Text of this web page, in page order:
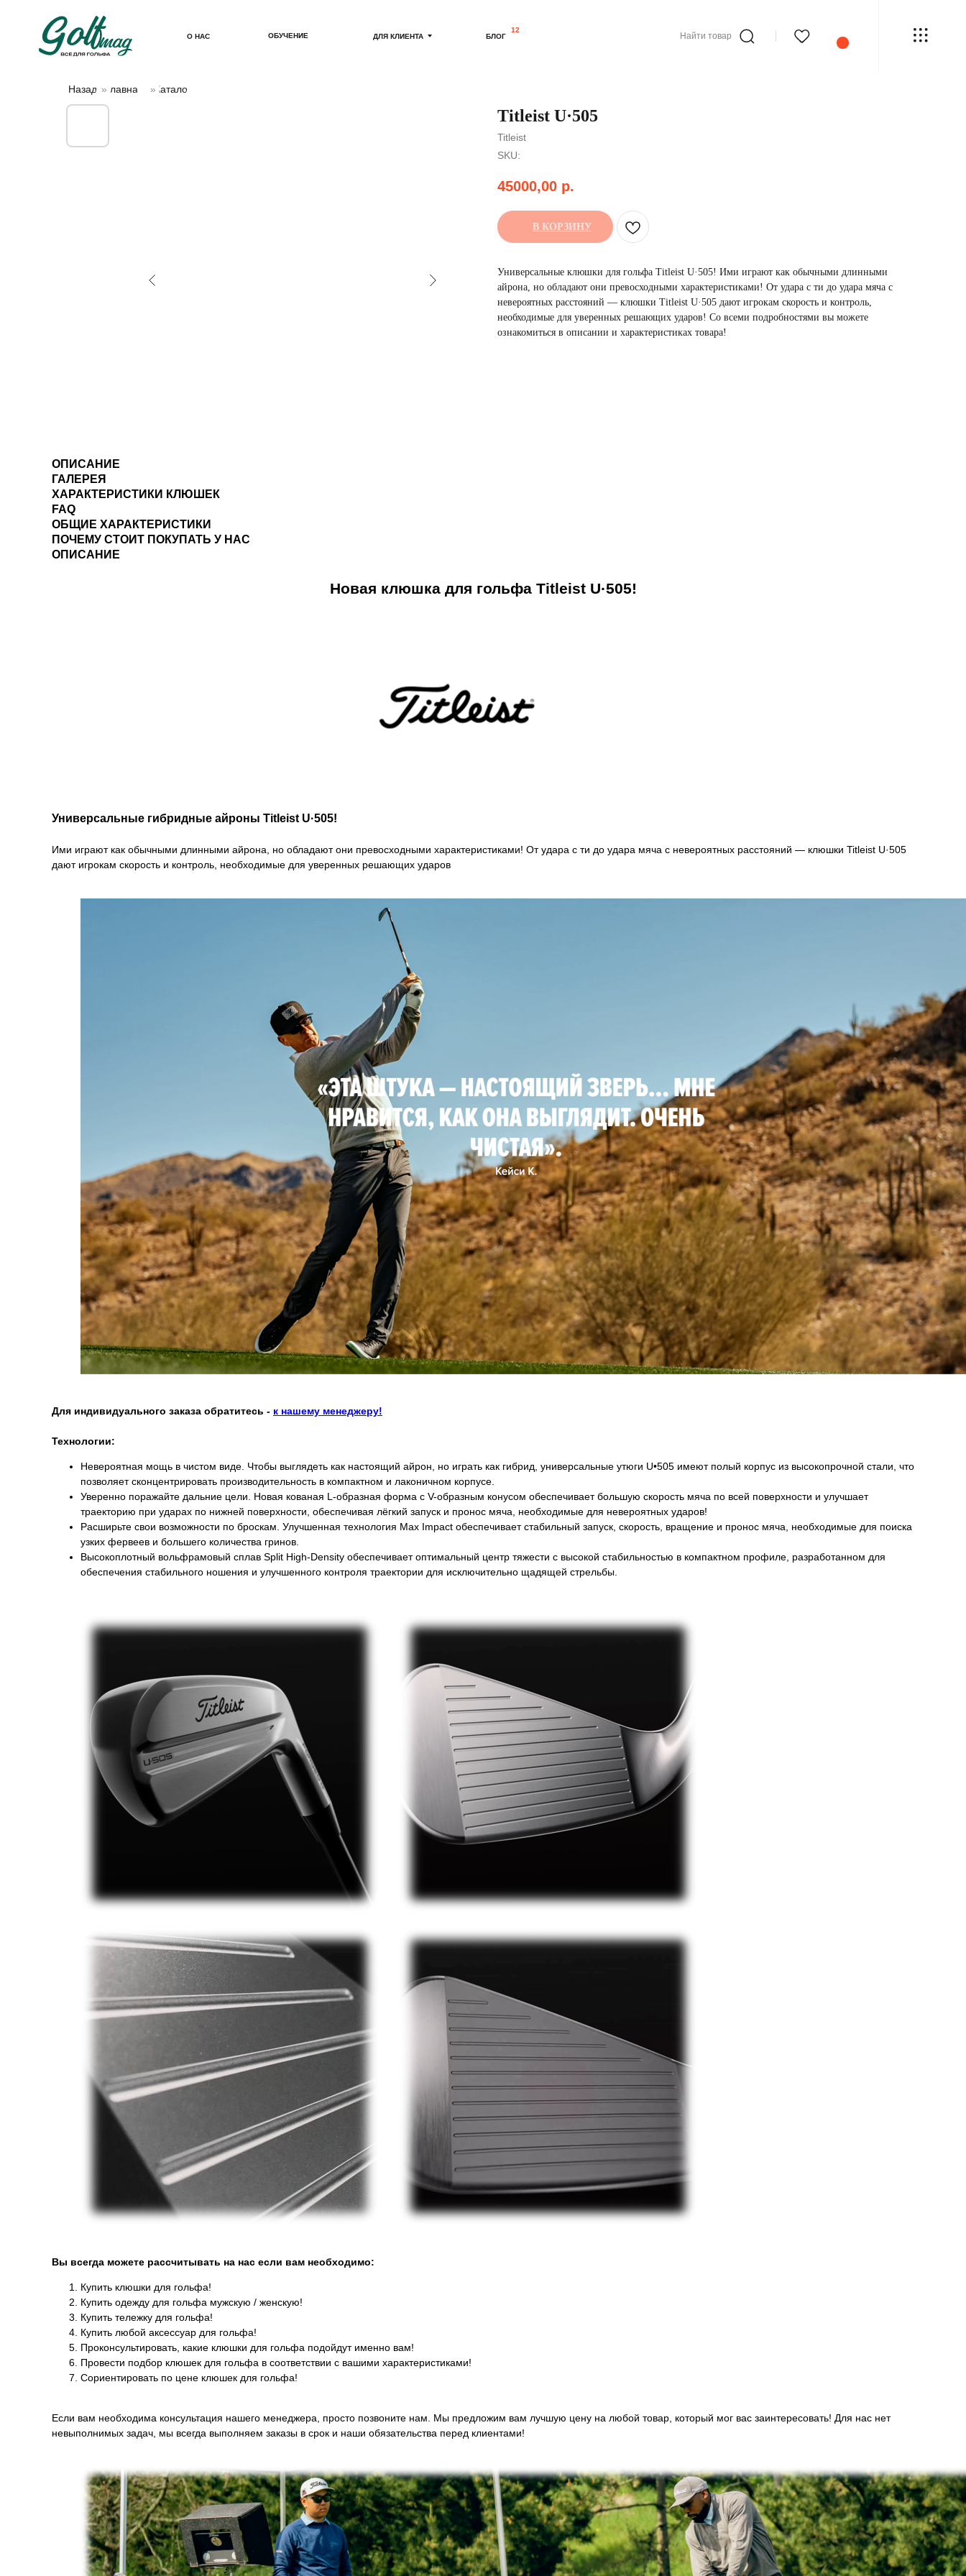
О НАС ОБУЧЕНИЕ БЛОГ
12
ДЛЯ КЛИЕНТА Найти товар
Назад »Главная »Каталог
Titleist U·505
Titleist
SKU:
45000,00 р.
В КОРЗИНУ
Универсальные клюшки для гольфа Titleist U·505! Ими играют как обычными длинными
айрона, но обладают они превосходными характеристиками! От удара с ти до удара мяча с
невероятных расстояний — клюшки Titleist U·505 дают игрокам скорость и контроль,
необходимые для уверенных решающих ударов! Со всеми подробностями вы можете
ознакомиться в описании и характеристиках товара!
ОПИСАНИЕ
ГАЛЕРЕЯ
ХАРАКТЕРИСТИКИ КЛЮШЕК
FAQ
ОБЩИЕ ХАРАКТЕРИСТИКИ
ПОЧЕМУ СТОИТ ПОКУПАТЬ У НАС
ОПИСАНИЕ
Новая клюшка для гольфа Titleist U·505!
Универсальные гибридные айроны Titleist U·505!
Ими играют как обычными длинными айрона, но обладают они превосходными характеристиками! От удара с ти до удара мяча с невероятных расстояний — клюшки Titleist U·505
дают игрокам скорость и контроль, необходимые для уверенных решающих ударов
Для индивидуального заказа обратитесь - к нашему менеджеру!
Технологии:
Невероятная мощь в чистом виде. Чтобы выглядеть как настоящий айрон, но играть как гибрид, универсальные утюги U•505 имеют полый корпус из высокопрочной стали, что
позволяет сконцентрировать производительность в компактном и лаконичном корпусе.
Уверенно поражайте дальние цели. Новая кованая L-образная форма с V-образным конусом обеспечивает большую скорость мяча по всей поверхности и улучшает
траекторию при ударах по нижней поверхности, обеспечивая лёгкий запуск и пронос мяча, необходимые для невероятных ударов!
Расширьте свои возможности по броскам. Улучшенная технология Max Impact обеспечивает стабильный запуск, скорость, вращение и пронос мяча, необходимые для поиска
узких фервеев и большего количества гринов.
Высокоплотный вольфрамовый сплав Split High-Density обеспечивает оптимальный центр тяжести с высокой стабильностью в компактном профиле, разработанном для
обеспечения стабильного ношения и улучшенного контроля траектории для исключительно щадящей стрельбы.
Вы всегда можете рассчитывать на нас если вам необходимо:
Купить клюшки для гольфа!
Купить одежду для гольфа мужскую / женскую!
Купить тележку для гольфа!
Купить любой аксессуар для гольфа!
Проконсультировать, какие клюшки для гольфа подойдут именно вам!
Провести подбор клюшек для гольфа в соответствии с вашими характеристиками!
Сориентировать по цене клюшек для гольфа!
Если вам необходима консультация нашего менеджера, просто позвоните нам. Мы предложим вам лучшую цену на любой товар, который мог вас заинтересовать! Для нас нет
невыполнимых задач, мы всегда выполняем заказы в срок и наши обязательства перед клиентами!